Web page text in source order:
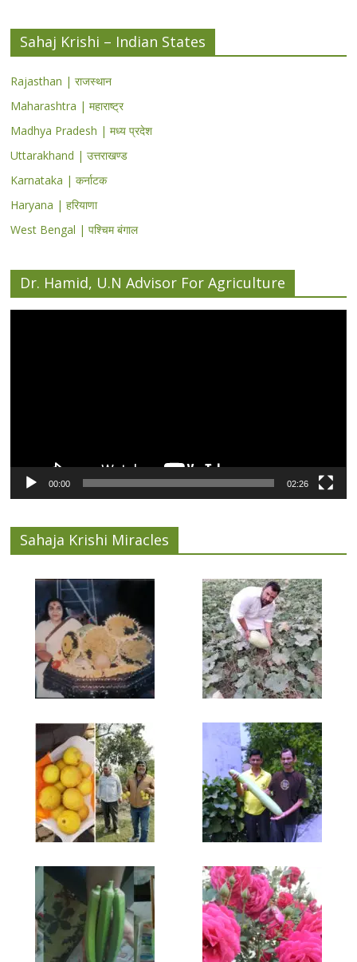
Sahaj Krishi – Indian States
Rajasthan | राजस्थान
Maharashtra | महाराष्ट्र
Madhya Pradesh | मध्य प्रदेश
Uttarakhand | उत्तराखण्ड
Karnataka | कर्नाटक
Haryana | हरियाणा
West Bengal | पश्चिम बंगाल
Dr. Hamid, U.N Advisor For Agriculture
00:00 02:26
Sahaja Krishi Miracles